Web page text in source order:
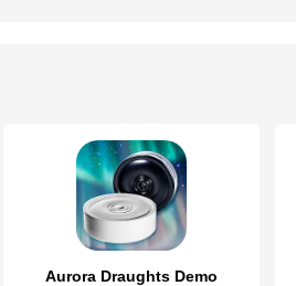
Aurora Draughts Demo